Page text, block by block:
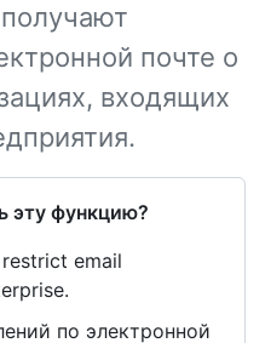
почте о
входящих
эту функцию?
email
по электронной